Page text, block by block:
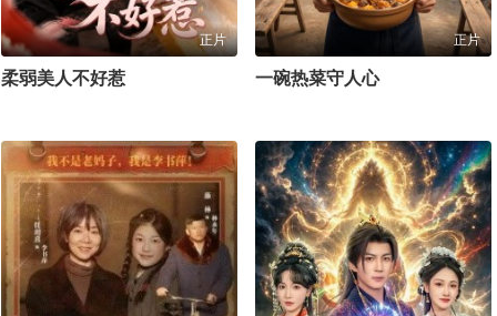
正片
柔弱美人不好惹
正片
一碗热菜守人心